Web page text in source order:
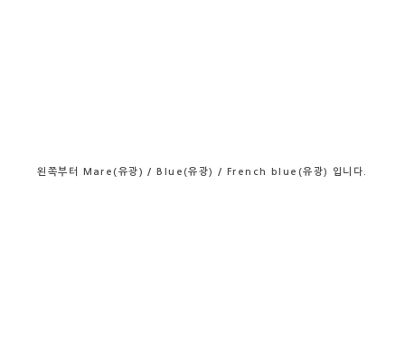
왼쪽부터 Mare(유광) / Blue(유광) / French blue(유광) 입니다.